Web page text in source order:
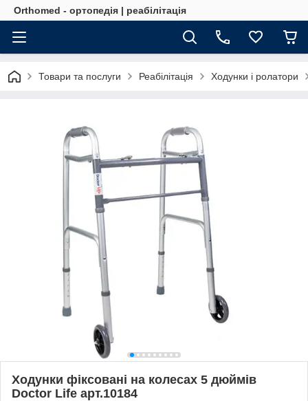
Orthomed - ортопедія | реабілітація
Товари та послуги Реабілітація Ходунки і ролатори
Ходунки фіксовані на колесах 5 дюймів
Doctor Life арт.10184